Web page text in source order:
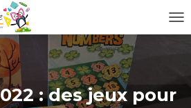
E
: des jeux pour